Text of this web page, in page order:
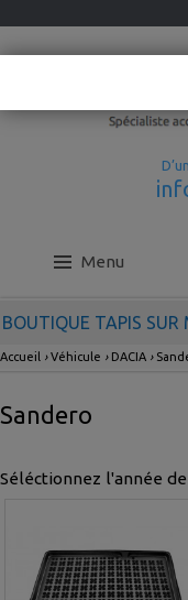
Menu
BOUTIQUE TAPIS SUR
Accueil ›Véhicule › DACIA ›
Sandero
Séléctionnez l'année